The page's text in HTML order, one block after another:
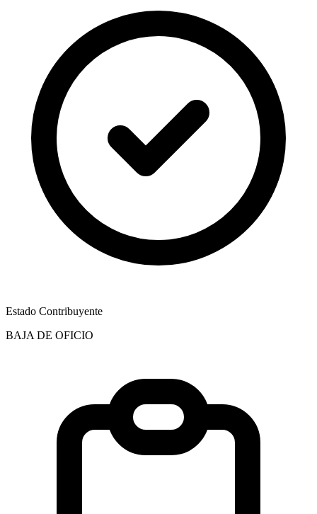
Estado Contribuyente
BAJA DE OFICIO